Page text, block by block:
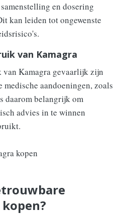
en dosering
kan leiden tot ongewenste
van Kamagra
van Kamagra gevaarlijk zijn
medische aandoeningen, zoals
daarom belangrijk om
advies in te winnen